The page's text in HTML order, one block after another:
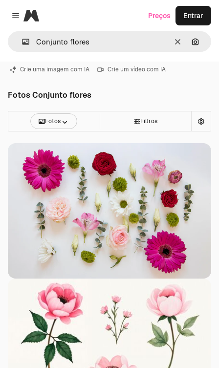
Close menu
Magnific
Limpar
Preços Entrar
Crie uma imagem com IA Crie um vídeo com IA
Fotos Conjunto flores
Fotos Filtros